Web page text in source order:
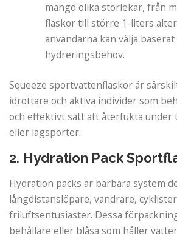
mängd olika storlekar, från
flaskor till större 1-liters
användarna kan välja baserat
hydreringsbehov.
Squeeze sportvattenflaskor är
idrottare och aktiva individer som
och effektivt sätt att återfukta under
eller lagsporter.
2. Hydration Pack
Hydration packs är bärbara system
långdistanslöpare, vandrare,
friluftsentusiaster. Dessa
behållare eller blåsa som håller